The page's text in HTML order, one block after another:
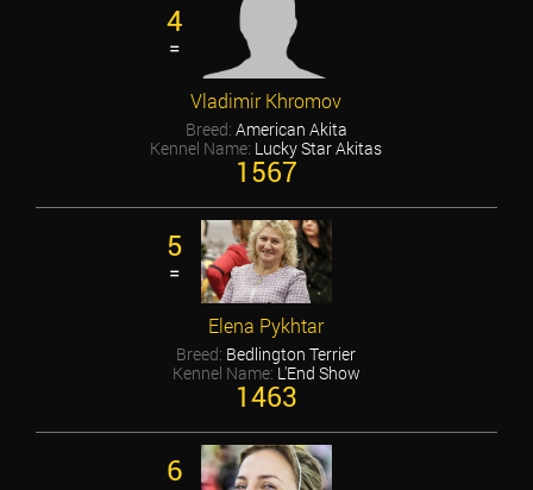
4
=
Vladimir Khromov
Breed: American Akita
Kennel Name: Lucky Star Akitas
1567
5
=
Elena Pykhtar
Breed: Bedlington Terrier
Kennel Name: L'End Show
1463
6